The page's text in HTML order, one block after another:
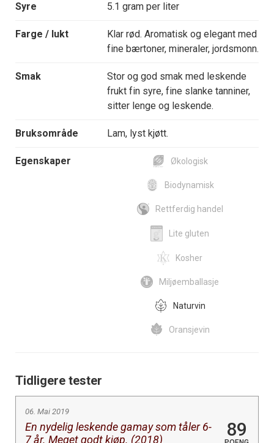
Syre 5.1 gram per liter
Farge / lukt
Klar rød. Aromatisk og elegant med
fine bærtoner, mineraler, jordsmonn.
Smak
Stor og god smak med leskende
frukt fin syre, fine slanke tanniner,
sitter lenge og leskende.
Bruksområde Lam, lyst kjøtt.
Egenskaper Økologisk
Biodynamisk
Rettferdig handel
Lite gluten
Kosher
Miljøemballasje
Naturvin
Oransjevin
Tidligere tester
06. Mai 2019
En nydelig leskende gamay som tåler 6-
7 år. Meget godt kjøp. (2018)
89